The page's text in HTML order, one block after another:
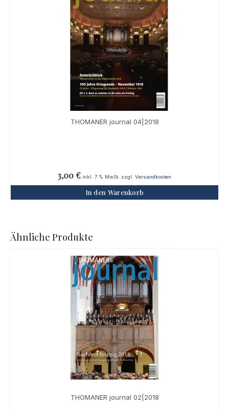
THOMANER journal 04|2018
3,00 € inkl. 7 % MwSt. zzgl. Versandkosten
In den Warenkorb
Ähnliche Produkte
THOMANER journal 02|2018